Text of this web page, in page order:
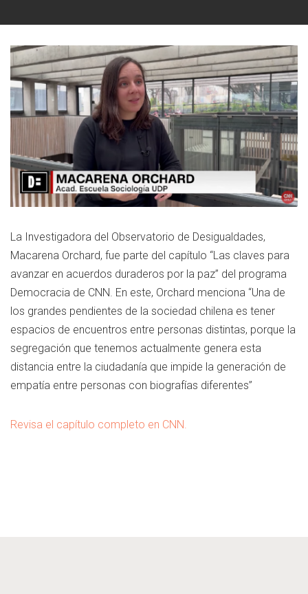
La Investigadora del Observatorio de Desigualdades,
Macarena Orchard, fue parte del capítulo “Las claves para
avanzar en acuerdos duraderos por la paz” del programa
Democracia de CNN. En este, Orchard menciona “Una de
los grandes pendientes de la sociedad chilena es tener
espacios de encuentros entre personas distintas, porque la
segregación que tenemos actualmente genera esta
distancia entre la ciudadanía que impide la generación de
empatía entre personas con biografías diferentes”
Revisa el capítulo completo en CNN.